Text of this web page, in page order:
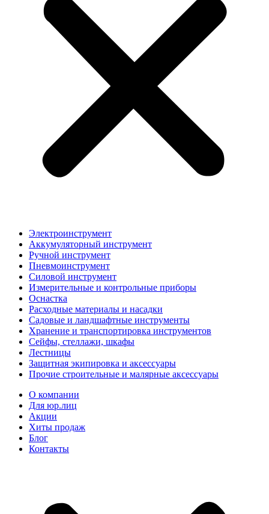
Электроинструмент
Аккумуляторный инструмент
Ручной инструмент
Пневмоинструмент
Силовой инструмент
Измерительные и контрольные приборы
Оснастка
Расходные материалы и насадки
Садовые и ландшафтные инструменты
Хранение и транспортировка инструментов
Сейфы, стеллажи, шкафы
Лестницы
Защитная экипировка и аксессуары
Прочие строительные и малярные аксессуары
О компании
Для юр.лиц
Акции
Хиты продаж
Блог
Контакты